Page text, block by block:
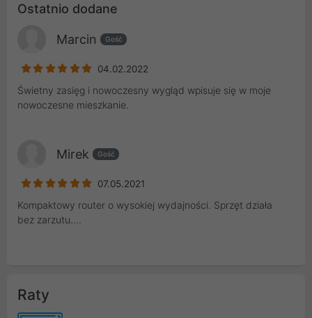
Ostatnio dodane
Marcin Gość
04.02.2022
Świetny zasięg i nowoczesny wygląd wpisuje się w moje
nowoczesne mieszkanie.
Mirek Gość
07.05.2021
Kompaktowy router o wysokiej wydajności. Sprzęt działa
bez zarzutu....
Raty